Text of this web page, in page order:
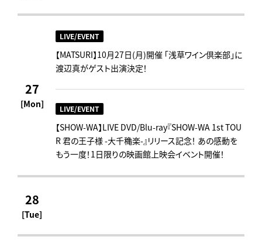
27
[Mon]
LIVE/EVENT
【MATSURI】10月27日(月)開催 「浅草ワイン倶楽部」に
渡辺真がゲスト出演決定！
LIVE/EVENT
【SHOW-WA】LIVE DVD/Blu-ray『SHOW-WA 1st TOU
R 君の王子様 -大千穐楽-』リリース記念！ あの感動を
もう一度！1日限りの映画館上映会イベント開催！
28
[Tue]